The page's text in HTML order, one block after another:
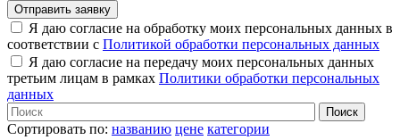
Я даю согласие на обработку моих персональных данных в
соответствии с Политикой обработки персональных данных
Я даю согласие на передачу моих персональных данных
третьим лицам в рамках Политики обработки персональных
данных
Сортировать по: названию цене категории